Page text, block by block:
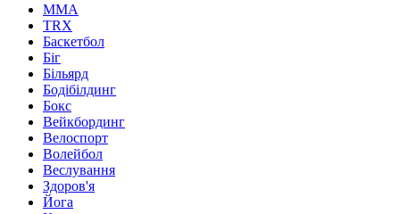
MMA
TRX
Баскетбол
Біг
Більярд
Бодібілдинг
Бокс
Вейкбординг
Велоспорт
Волейбол
Веслування
Здоров'я
Йога